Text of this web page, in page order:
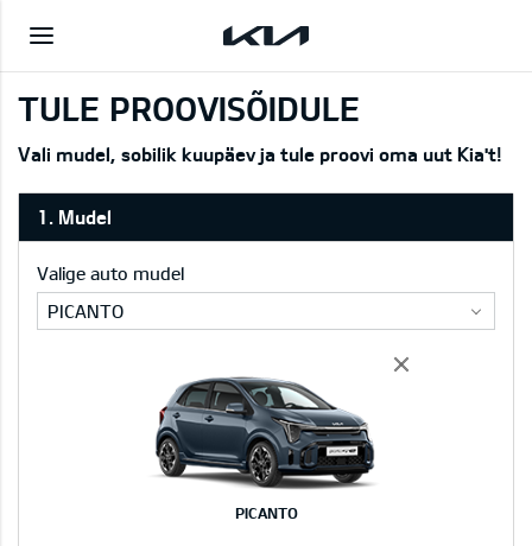
TULE PROOVISÕIDULE
Vali mudel, sobilik kuupäev ja tule proovi oma uut Kia't!
1. Mudel
Valige auto mudel
PICANTO
PICANTO